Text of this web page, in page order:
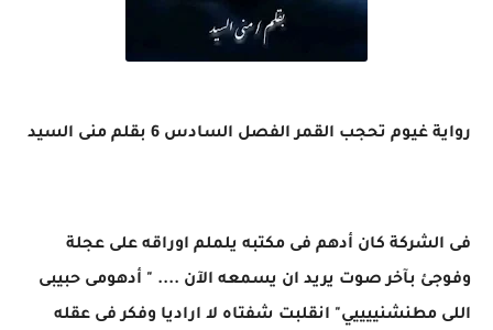
رواية غيوم تحجب القمر الفصل السادس 6 بقلم منى السيد
فى الشركة كان أدهم فى مكتبه يلملم اوراقه على عجلة
وفوجئ بآخر صوت يريد ان يسمعه الآن .... " أدهومى حبيبى
اللى مطنشنييييي" انقلبت شفتاه لا اراديا وفكر فى عقله